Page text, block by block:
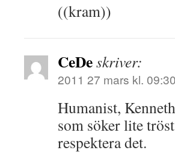
((kram))
CeDeskriver:
2011 27 mars kl. 09:30
Humanist,
som söker lite
respektera det.